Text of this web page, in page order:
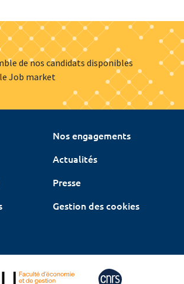
de nos candidats disponibles
Job market
Nos engagements
Actualités
Presse
Gestion des cookies